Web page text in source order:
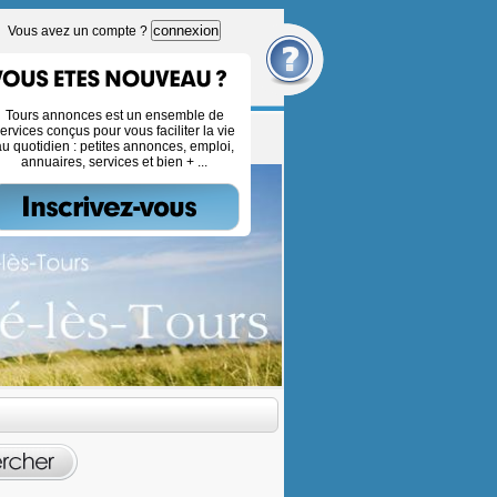
Tours annonces est un ensemble de
conçus pour vous faciliter la vie
quotidien : petites annonces, emploi,
annuaires, services et bien + ...
Vous avez un compte ? connexion